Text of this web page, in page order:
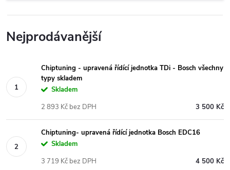
Nejprodávanější
Chiptuning - upravená řídící jednotka TDi - Bosch všechny
typy skladem
Skladem
3 500 Kč
2 893 Kč bez DPH
Chiptuning- upravená řídící jednotka Bosch EDC16
Skladem
4 500 Kč
3 719 Kč bez DPH